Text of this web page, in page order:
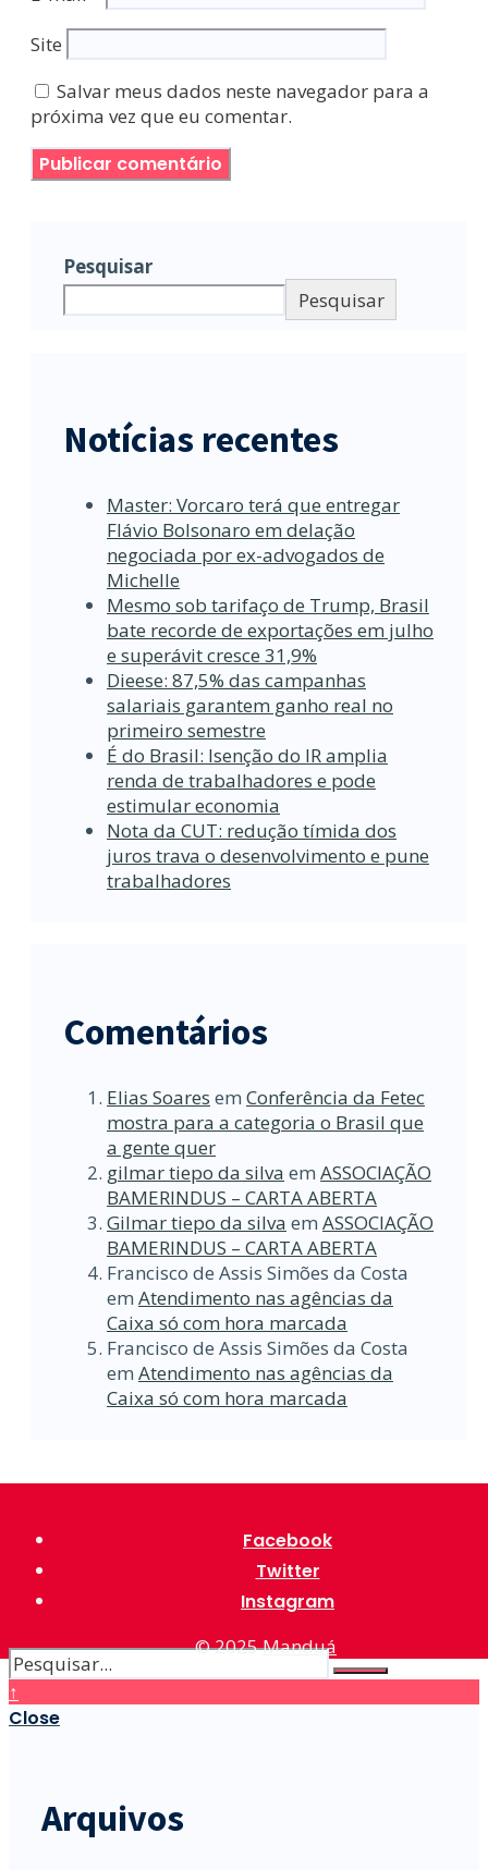
Site
Salvar meus dados neste navegador para a
próxima vez que eu comentar.
Pesquisar
Pesquisar
Notícias recentes
Master: Vorcaro terá que entregar
Flávio Bolsonaro em delação
negociada por ex-advogados de
Michelle
Mesmo sob tarifaço de Trump, Brasil
bate recorde de exportações em julho
e superávit cresce 31,9%
Dieese: 87,5% das campanhas
salariais garantem ganho real no
primeiro semestre
É do Brasil: Isenção do IR amplia
renda de trabalhadores e pode
estimular economia
Nota da CUT: redução tímida dos
juros trava o desenvolvimento e pune
trabalhadores
Comentários
Elias Soares em Conferência da Fetec
mostra para a categoria o Brasil que
a gente quer
gilmar tiepo da silva em ASSOCIAÇÃO
BAMERINDUS – CARTA ABERTA
Gilmar tiepo da silva em ASSOCIAÇÃO
BAMERINDUS – CARTA ABERTA
Francisco de Assis Simões da Costa
em Atendimento nas agências da
Caixa só com hora marcada
Francisco de Assis Simões da Costa
em Atendimento nas agências da
Caixa só com hora marcada
Facebook
Twitter
Instagram
© 2025Manduá
↑
Close
Arquivos